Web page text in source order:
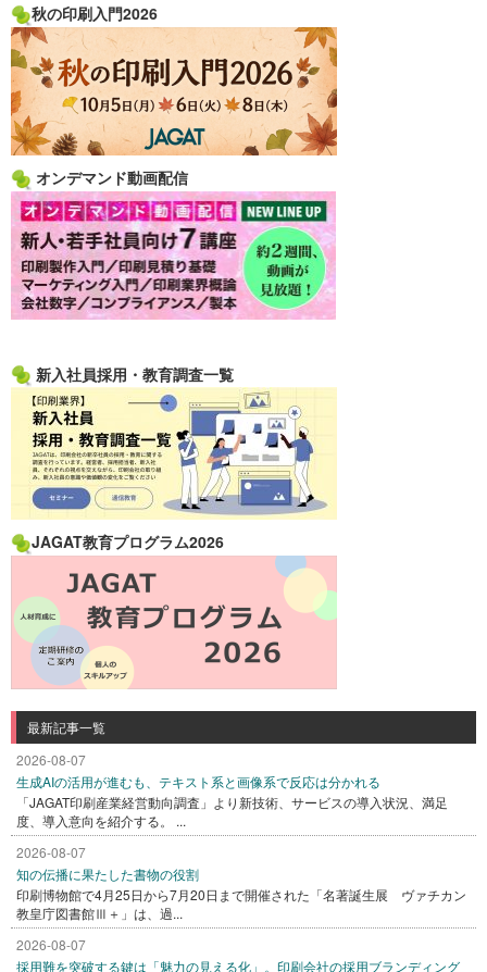
秋の印刷入門2026
オンデマンド動画配信
新入社員採用・教育調査一覧
JAGAT教育プログラム2026
最新記事一覧
2026-08-07
生成AIの活用が進むも、テキスト系と画像系で反応は分かれる
「JAGAT印刷産業経営動向調査」より新技術、サービスの導入状況、満足
度、導入意向を紹介する。 ...
2026-08-07
知の伝播に果たした書物の役割
印刷博物館で4月25日から7月20日まで開催された「名著誕生展 ヴァチカン
教皇庁図書館Ⅲ＋」は、過...
2026-08-07
採用難を突破する鍵は「魅力の見える化」。印刷会社の採用ブランディング